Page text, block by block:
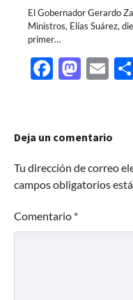
El Gobernador Gerardo
Ministros, Elías Suárez,
primer…
Deja un comentario
Tu dirección de correo
campos obligatorios
Comentario *